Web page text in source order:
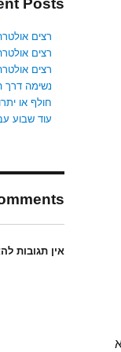
Posts
רצים אולטרה
רצים אולטרה
רצים אולטרה
נשימה דרך
חולף או
עוד שבוע
אין תגובות